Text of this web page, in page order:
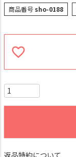
商品番号 sho-0188